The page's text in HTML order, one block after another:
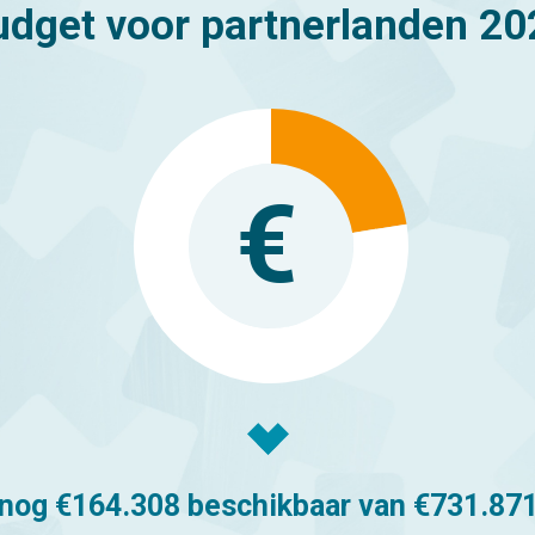
voor partnerlanden
€164.308 beschikbaar van €